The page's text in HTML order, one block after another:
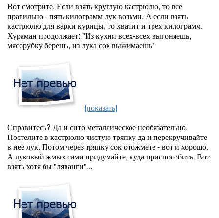
Вот смотрите. Если взять круглую кастрюлю, то все
правильно - пять килограмм лук возьми. А если взять
кастрюлю для варки курицы, то хватит и трех килограмм.
Хураман продолжает: "Из кухни всех-всех выгоняешь,
мясорубку берешь, из лука сок выжимаешь"
[показать]
Справитесь? Да и сито металлическое необязательно.
Постелите в кастрюлю чистую тряпку да и перекручивайте
в нее лук. Потом через тряпку сок отожмете - вот и хорошо.
А луковый жмых сами придумайте, куда приспособить. Вот
взять хотя бы "ляванги"...